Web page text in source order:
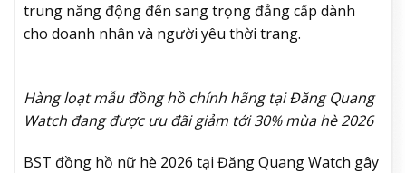
trung năng động đến sang trọng đẳng cấp dành
cho doanh nhân và người yêu thời trang.
Hàng loạt mẫu đồng hồ chính hãng tại Đăng Quang
Watch đang được ưu đãi giảm tới 30% mùa hè 2026
BST đồng hồ nữ hè 2026 tại Đăng Quang Watch gây